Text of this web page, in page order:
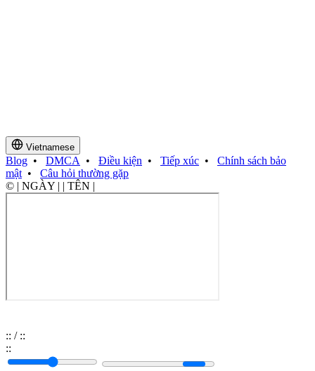
Vietnamese
Blog • DMCA • Điều kiện • Tiếp xúc • Chính sách bảo
mật • Câu hỏi thường gặp
© | NGÀY | | TÊN |
:: / ::
::